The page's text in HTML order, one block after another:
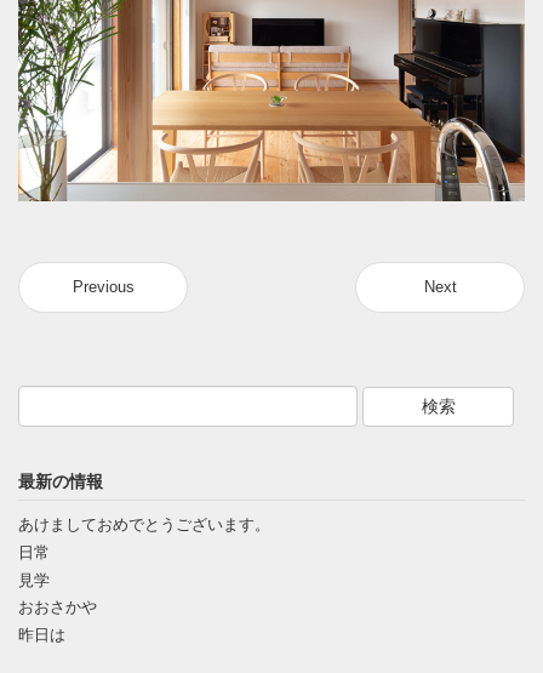
Previous Next
最新の情報
あけましておめでとうございます。
日常
見学
おおさかや
昨日は